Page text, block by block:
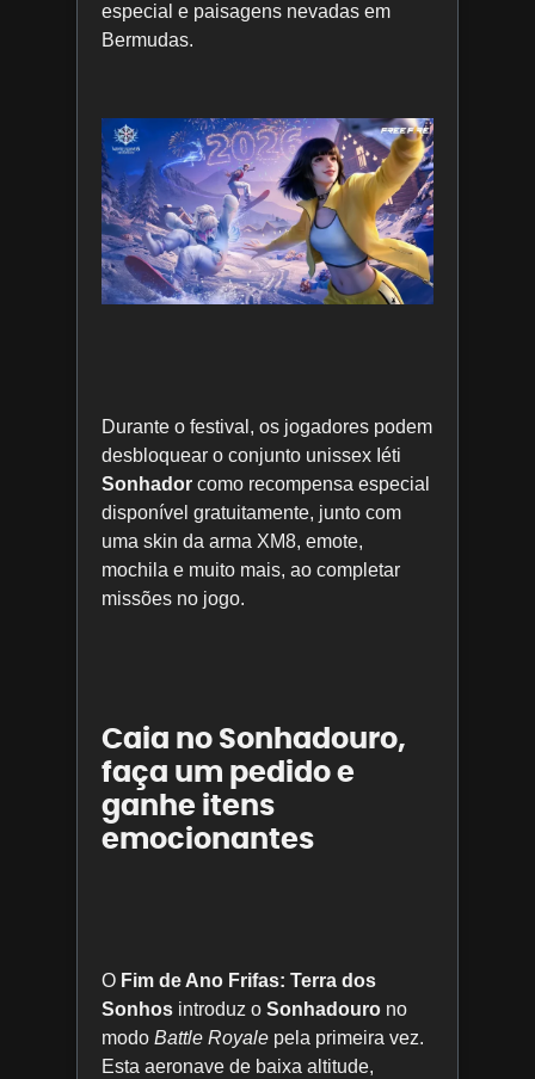
especial e paisagens nevadas em
Bermudas.
Durante o festival, os jogadores podem
desbloquear o conjunto unissex Iéti
Sonhador como recompensa especial
disponível gratuitamente, junto com
uma skin da arma XM8, emote,
mochila e muito mais, ao completar
missões no jogo.
Caia no Sonhadouro,
faça um pedido e
ganhe itens
emocionantes
O Fim de Ano Frifas: Terra dos
Sonhos introduz o Sonhadouro no
modo Battle Royale pela primeira vez.
Esta aeronave de baixa altitude,